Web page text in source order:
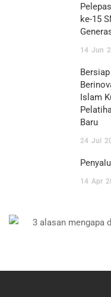
ke-15
14 Jun
Islam
Baru
24 Jul
14 Apr